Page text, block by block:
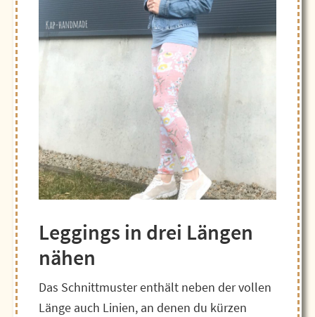
Leggings in drei Längen
nähen
Das Schnittmuster enthält neben der vollen
Länge auch Linien, an denen du kürzen